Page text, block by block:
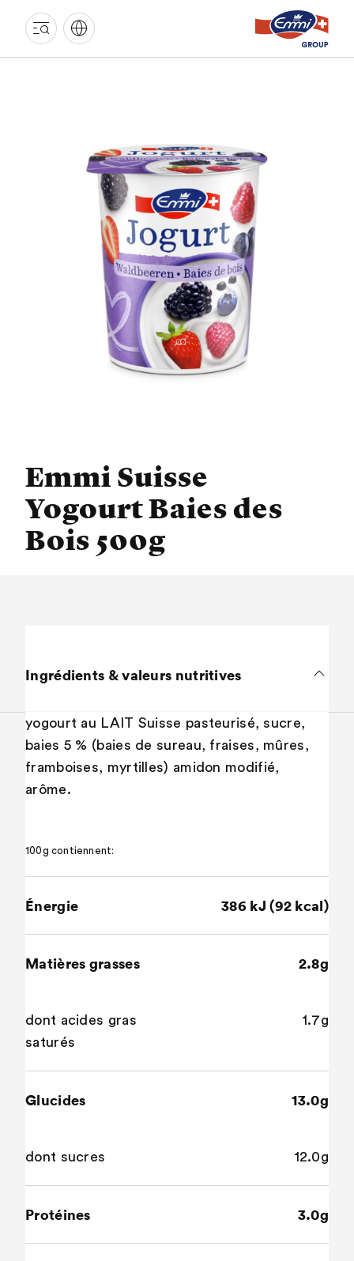
GROUPE
EMMI
Emmi Suisse
Yogourt Baies des
Bois 500g
Ingrédients & valeurs nutritives
yogourt au LAIT Suisse pasteurisé, sucre,
baies 5 % (baies de sureau, fraises, mûres,
framboises, myrtilles) amidon modifié,
arôme.
100g contiennent:
Énergie 386 kJ (92 kcal)
Matières grasses 2.8g
dont acides gras
saturés
1.7g
Glucides 13.0g
dont sucres 12.0g
Protéines 3.0g